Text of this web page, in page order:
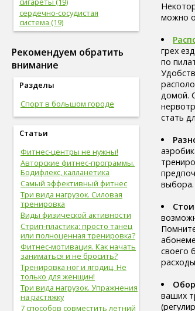
сердечно-сосудистая
система (19)
женское здоровье (18)
спорт (17)
женская половая система (17)
лабораторные
исследования (16)
здоровые привычки (16)
волосы (15)
витамины (14)
алкоголизм (13)
центральная нервная
система (13)
онкологические болезни (12)
инструментальное
исследование (11)
идеальный вес (11)
упражнения (11)
овощи (11)
мужская половая система (10)
психолог (10)
психотерапевт (10)
стоматолог (9)
психотерапия (9)
болезни молочных желез (9)
Рекомендуем обратить
внимание
Разделы
Спорт в большом городе
Статьи
Фитнес-центры не нужны!
Авторские фитнес-программы.
Бодифлекс, калланетика
Самый эффективный фитнес
Три вида нагрузок. Силовая
тренировка
Виды физической активности
Стрип-пластика: просто танец
или полноценная тренировка?
Фитнес-мотивация. Как начать
заниматься и не бросить?
Тренировка ног и ягодиц. Не
только для женщин!
Три вида нагрузок. Упражнения
на растяжку
7 способов совместить летний
можно
грех
по
домой.
стать
выбора.
своего
ваших